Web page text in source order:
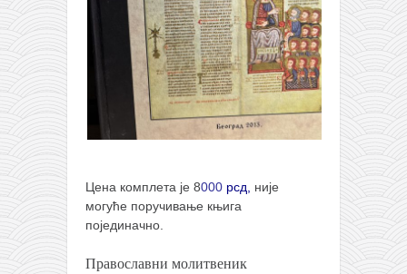
Цена комплета је 8000 рсд, није
могуће поручивање књига
појединачно.
Православни молитвеник